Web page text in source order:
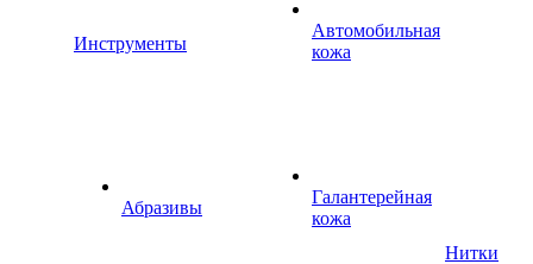
Инструменты
Абразивы
Автомобильная
кожа
Галантерейная
кожа
Нитки